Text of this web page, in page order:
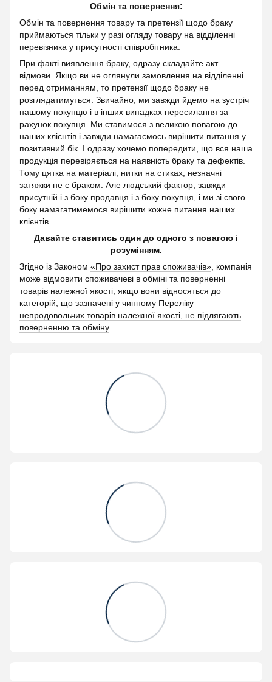
Обмін та повернення:
Обмін та повернення товару та претензії щодо браку
приймаються тільки у разі огляду товару на відділенні
перевізника у присутності співробітника.
При факті виявлення браку, одразу складайте акт
відмови. Якщо ви не оглянули замовлення на відділенні
перед отриманням, то претензії щодо браку не
розглядатимуться. Звичайно, ми завжди йдемо на зустріч
нашому покупцю і в інших випадках пересилання за
рахунок покупця. Ми ставимося з великою повагою до
наших клієнтів і завжди намагаємось вирішити питання у
позитивний бік. І одразу хочемо попередити, що вся наша
продукція перевіряється на наявність браку та дефектів.
Тому цятка на матеріалі, нитки на стиках, незначні
затяжки не є браком. Але людський фактор, завжди
присутній і з боку продавця і з боку покупця, і ми зі свого
боку намагатимемося вирішити кожне питання наших
клієнтів.
Давайте ставитись один до одного з повагою і
розумінням.
Згідно із Законом «Про захист прав споживачів» , компанія
може відмовити споживачеві в обміні та поверненні
товарів належної якості, якщо вони відносяться до
категорій, що зазначені у чинному Переліку
непродовольчих товарів належної якості, не підлягають
поверненню та обміну.